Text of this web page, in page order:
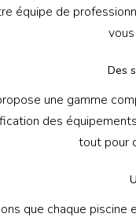
équipe de
Des
une gamme
des
tout pour
que chaque